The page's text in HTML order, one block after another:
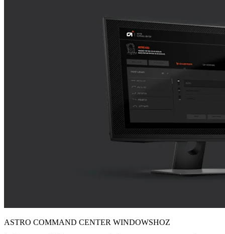
ASTRO COMMAND CENTER WINDOWSHOZ